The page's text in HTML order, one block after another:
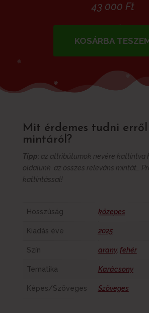
43 000 Ft
KOSÁRBA
Mit érdemes tudni
mintáról?
Tipp:az attribútumok nevére kattintva
oldalunk az összes releváns mintát…
kattintással!
Hosszúság közepes
Kiadás éve 2025
Szín arany, fehér
Tematika Karácsony
Képes/Szöveges Szöveges